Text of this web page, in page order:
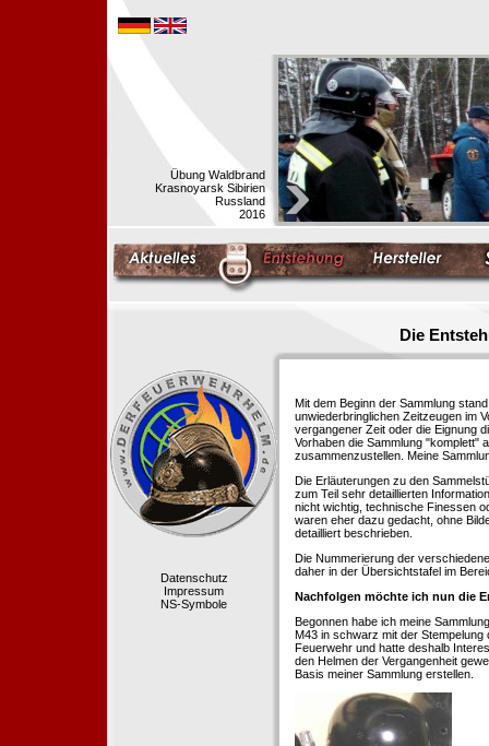
Übung Waldbrand
Krasnoyarsk Sibirien
Russland
2016
Die
Datenschutz
Impressum
NS-Symbole
Mit dem Beginn der Sammlung
unwiederbringlichen Zeitzeugen im
vergangener Zeit oder die Eignung
Vorhaben die Sammlung "komplett"
zusammenzustellen. Meine
Die Erläuterungen zu den
zum Teil sehr detaillierten
nicht wichtig, technische Finessen
waren eher dazu gedacht, ohne
detailliert beschrieben.
Die Nummerierung der
daher in der Übersichtstafel im
Nachfolgen möchte ich nun die
Begonnen habe ich meine
M43 in schwarz mit der Stempelung
Feuerwehr und hatte deshalb
den Helmen der Vergangenheit
Basis meiner Sammlung erstellen.